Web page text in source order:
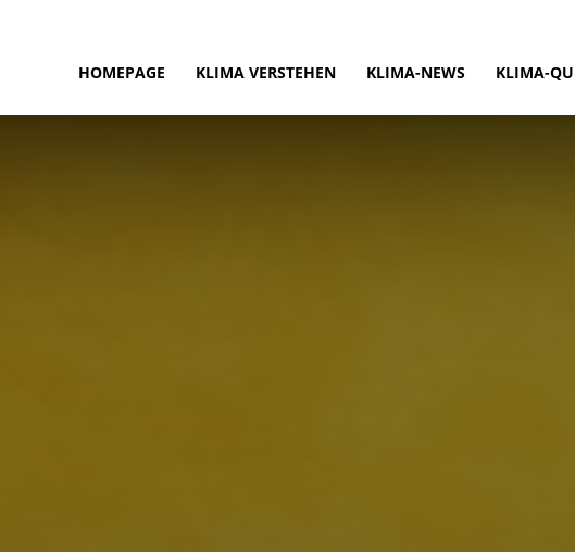
HOMEPAGE KLIMA VERSTEHEN KLIMA-NEWS KLIMA-